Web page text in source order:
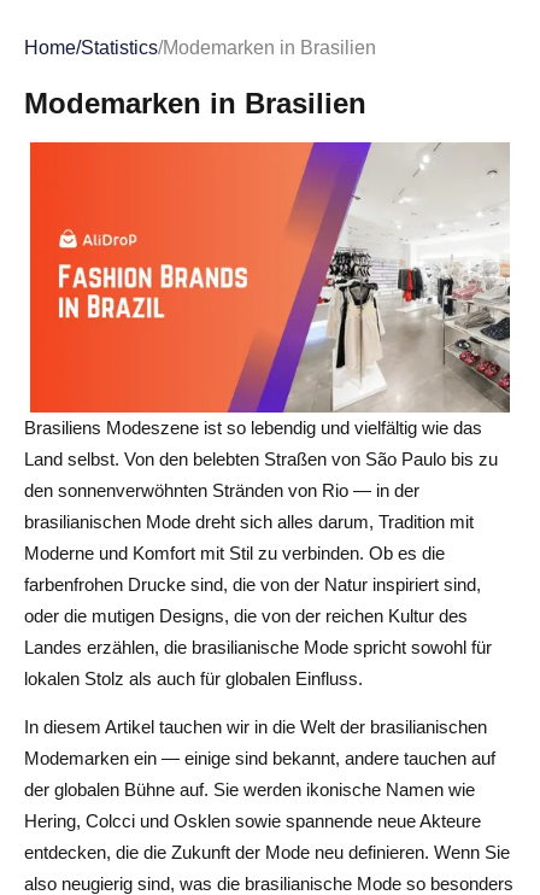
Home/Statistics/Modemarken in Brasilien
Modemarken in Brasilien
Brasiliens Modeszene ist so lebendig und vielfältig wie das
Land selbst. Von den belebten Straßen von São Paulo bis zu
den sonnenverwöhnten Stränden von Rio — in der
brasilianischen Mode dreht sich alles darum, Tradition mit
Moderne und Komfort mit Stil zu verbinden. Ob es die
farbenfrohen Drucke sind, die von der Natur inspiriert sind,
oder die mutigen Designs, die von der reichen Kultur des
Landes erzählen, die brasilianische Mode spricht sowohl für
lokalen Stolz als auch für globalen Einfluss.
In diesem Artikel tauchen wir in die Welt der brasilianischen
Modemarken ein — einige sind bekannt, andere tauchen auf
der globalen Bühne auf. Sie werden ikonische Namen wie
Hering, Colcci und Osklen sowie spannende neue Akteure
entdecken, die die Zukunft der Mode neu definieren. Wenn Sie
also neugierig sind, was die brasilianische Mode so besonders